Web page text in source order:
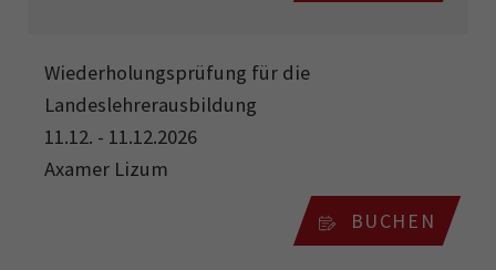
Wiederholungsprüfung für die
Landeslehrerausbildung
11.12. - 11.12.2026
Axamer Lizum
BUCHEN